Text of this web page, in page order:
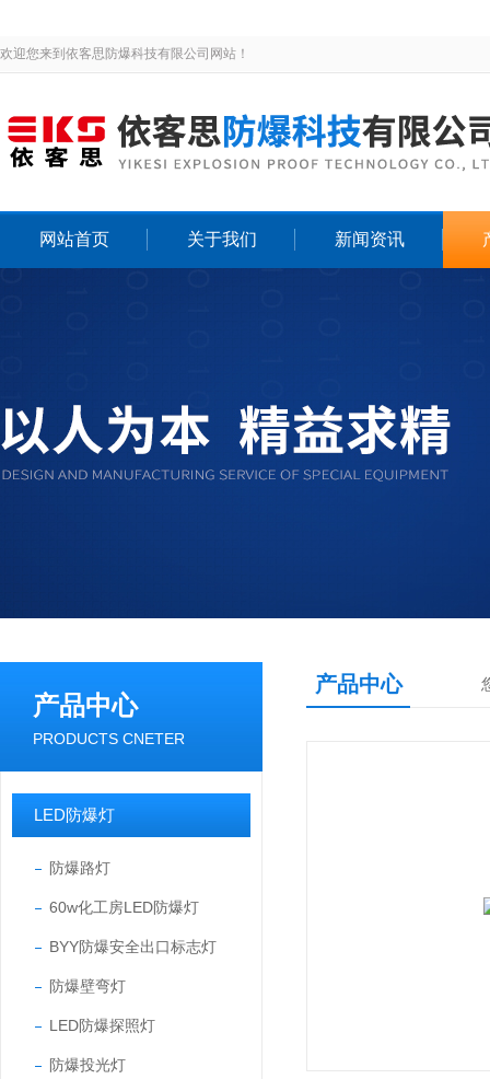
欢迎您来到依客思防爆科技有限公司网站！
网站首页 关于我们 新闻资讯
产品中心
PRODUCTS CNETER
LED防爆灯
防爆路灯
60w化工房LED防爆灯
BYY防爆安全出口标志灯
防爆壁弯灯
LED防爆探照灯
防爆投光灯
产品中心